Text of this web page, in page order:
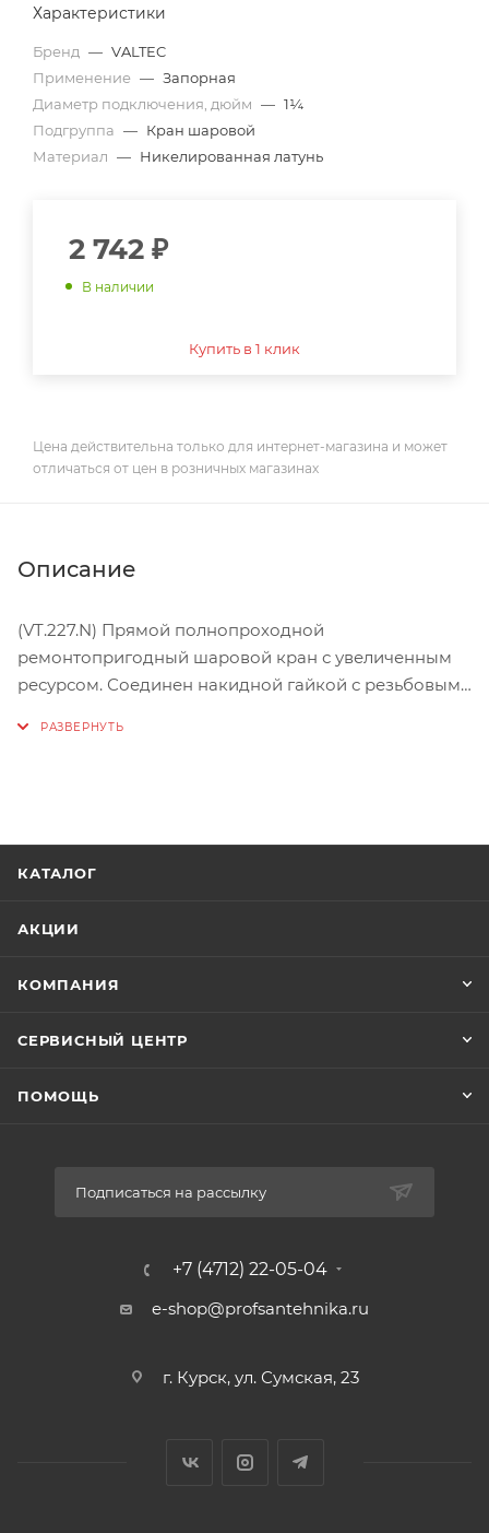
Характеристики
Бренд — VALTEC
Применение — Запорная
Диаметр подключения, дюйм — 1¼
Подгруппа — Кран шаровой
Материал — Никелированная латунь
2 742 ₽
В наличии
Купить в 1 клик
Цена действительна только для интернет-магазина и может
отличаться от цен в розничных магазинах
Описание
(VT.227.N) Прямой полнопроходной
ремонтопригодный шаровой кран с увеличенным
ресурсом. Соединен накидной гайкой с резьбовым
КАТАЛОГ
АКЦИИ
КОМПАНИЯ
СЕРВИСНЫЙ ЦЕНТР
ПОМОЩЬ
Подписаться на рассылку
+7 (4712) 22-05-04
e-shop@profsantehnika.ru
г. Курск, ул. Сумская, 23